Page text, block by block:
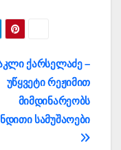
ქარსელაძე –
უწყვეტი რეჟიმით
მიმდინარეობს
სამუშაოები